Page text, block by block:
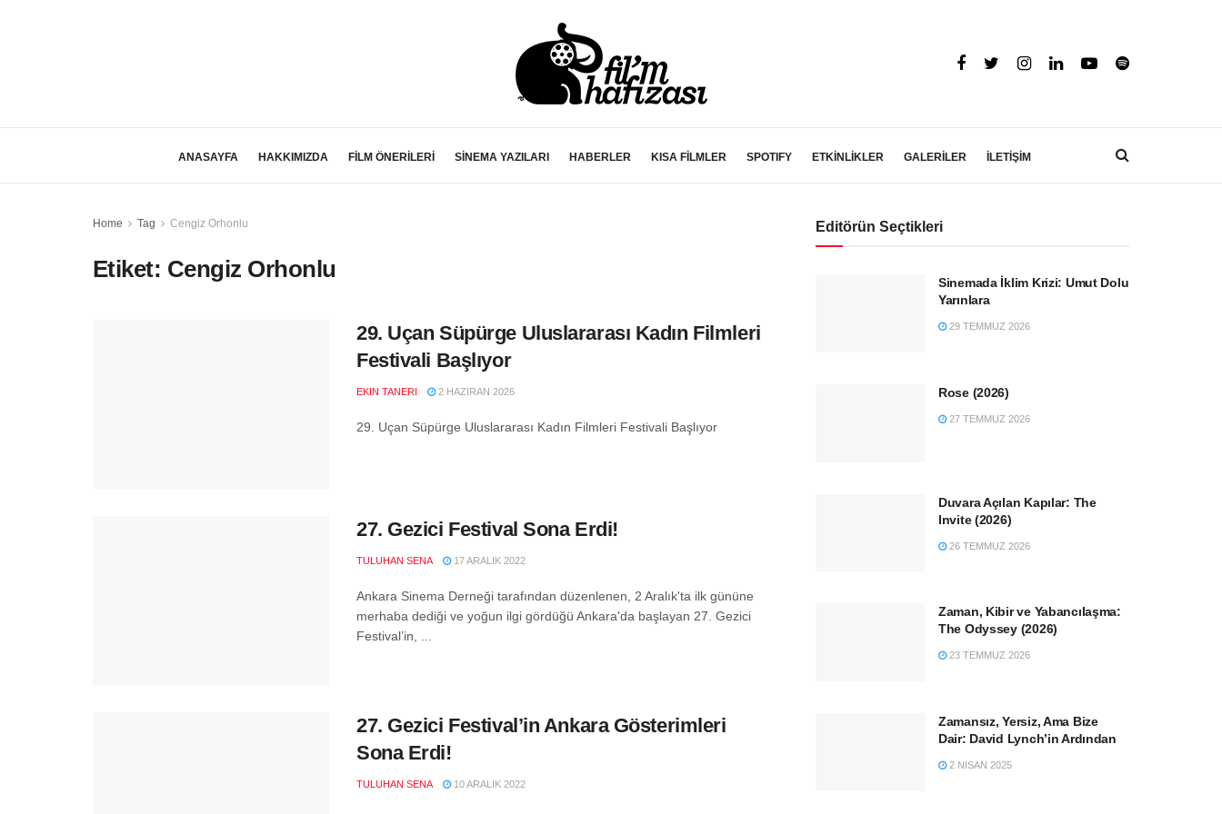
ANASAYFA HAKKIMIZDA FİLM ÖNERİLERİ SİNEMA YAZILARI HABERLER KISA FİLMLER SPOTIFY ETKİNLİKLER GALERİLER İLETİŞİM
Home Tag Cengiz Orhonlu
Etiket: Cengiz Orhonlu
29. Uçan Süpürge Uluslararası Kadın Filmleri
Festivali Başlıyor
EKIN TANERI 2 HAZIRAN 2026
29. Uçan Süpürge Uluslararası Kadın Filmleri Festivali Başlıyor
27. Gezici Festival Sona Erdi!
TULUHAN SENA 17 ARALIK 2022
Ankara Sinema Derneği tarafından düzenlenen, 2 Aralık'ta ilk gününe
merhaba dediği ve yoğun ilgi gördüğü Ankara'da başlayan 27. Gezici
Festival’in, ...
27. Gezici Festival’in Ankara Gösterimleri
Sona Erdi!
TULUHAN SENA 10 ARALIK 2022
Editörün Seçtikleri
Sinemada İklim Krizi: Umut Dolu
Yarınlara
29 TEMMUZ 2026
Rose (2026)
27 TEMMUZ 2026
Duvara Açılan Kapılar: The
Invite (2026)
26 TEMMUZ 2026
Zaman, Kibir ve Yabancılaşma:
The Odyssey (2026)
23 TEMMUZ 2026
Zamansız, Yersiz, Ama Bize
Dair: David Lynch’in Ardından
2 NISAN 2025